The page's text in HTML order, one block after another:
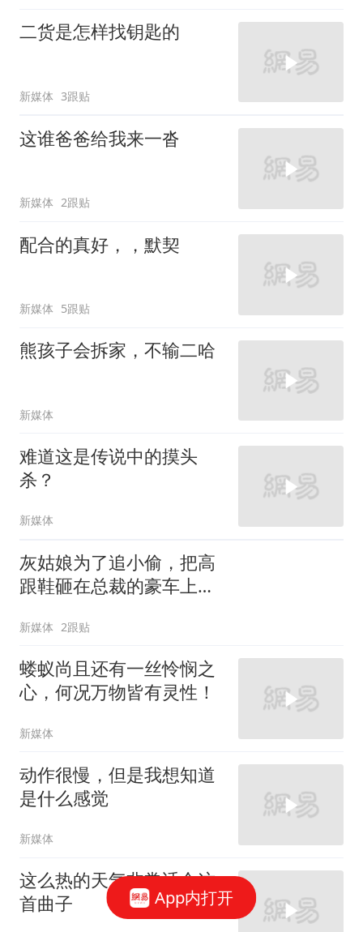
二货是怎样找钥匙的
新媒体 3跟贴
这谁爸爸给我来一沓
新媒体 2跟贴
配合的真好，，默契
新媒体 5跟贴
熊孩子会拆家，不输二哈
新媒体
难道这是传说中的摸头
杀？
新媒体
灰姑娘为了追小偷，把高
跟鞋砸在总裁的豪车上，
新媒体 2跟贴
蝼蚁尚且还有一丝怜悯之
心，何况万物皆有灵性！
新媒体
动作很慢，但是我想知道
是什么感觉
新媒体
这么热的天气非常适合这
首曲子
App内打开